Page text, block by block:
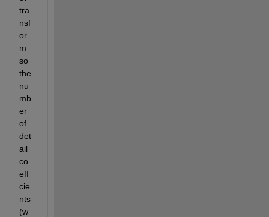
tra
nsf
or
m
so
the
nu
mb
er
of
det
ail
co
eff
cie
nts
(w